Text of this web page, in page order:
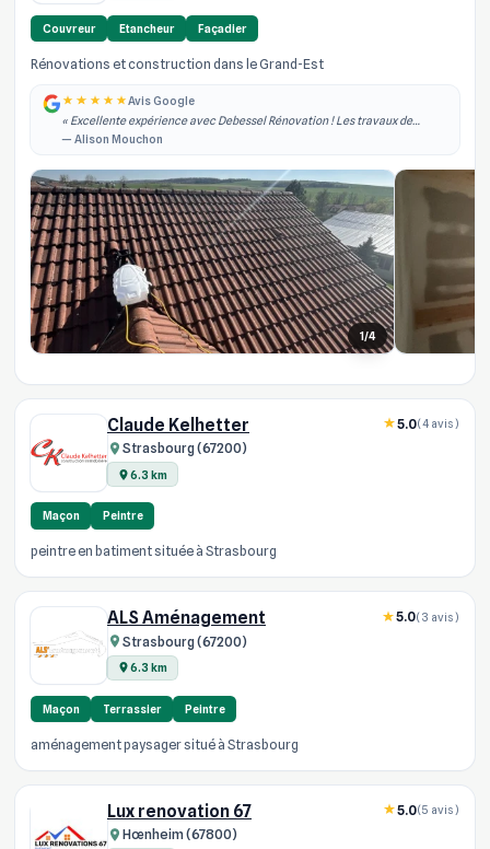
Couvreur Etancheur Façadier
Rénovations et construction dans le Grand-Est
Avis Google
« Excellente expérience avec Debessel Rénovation ! Les travaux de
rénovation intérieure ont été réalisés rapidement, dans les délais
— Alison Mouchon
1/4
Claude Kelhetter
Strasbourg (67200)
6.3 km
5.0(4 avis)
Maçon Peintre
peintre en batiment située à Strasbourg
ALS Aménagement
Strasbourg (67200)
6.3 km
5.0(3 avis)
Maçon Terrassier Peintre
aménagement paysager situé à Strasbourg
Lux renovation 67
Hœnheim (67800)
5.0(5 avis)